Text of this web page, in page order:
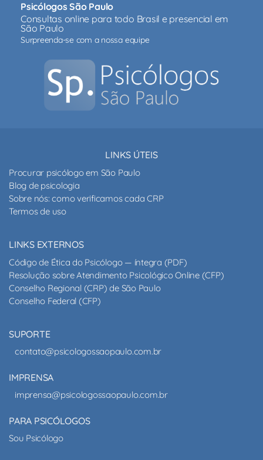
Psicólogos São Paulo
Consultas online para todo Brasil e presencial em
São Paulo
Surpreenda-se com a nossa equipe
LINKS ÚTEIS
Procurar psicólogo em São Paulo
Blog de psicologia
Sobre nós: como verificamos cada CRP
Termos de uso
LINKS EXTERNOS
Código de Ética do Psicólogo — íntegra (PDF)
Resolução sobre Atendimento Psicológico Online (CFP)
Conselho Regional (CRP) de São Paulo
Conselho Federal (CFP)
SUPORTE
contato@psicologossaopaulo.com.br
IMPRENSA
imprensa@psicologossaopaulo.com.br
PARA PSICÓLOGOS
Sou Psicólogo